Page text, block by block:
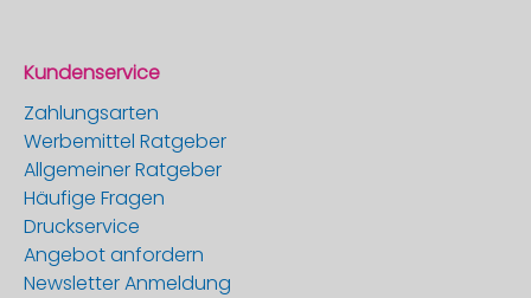
Kundenservice
Zahlungsarten
Werbemittel Ratgeber
Allgemeiner Ratgeber
Häufige Fragen
Druckservice
Angebot anfordern
Newsletter Anmeldung